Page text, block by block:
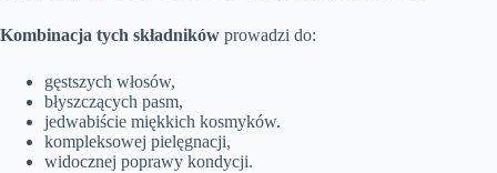
Kombinacja tych składników prowadzi do:
gęstszych włosów,
błyszczących pasm,
jedwabiście miękkich kosmyków.
kompleksowej pielęgnacji,
widocznej poprawy kondycji.